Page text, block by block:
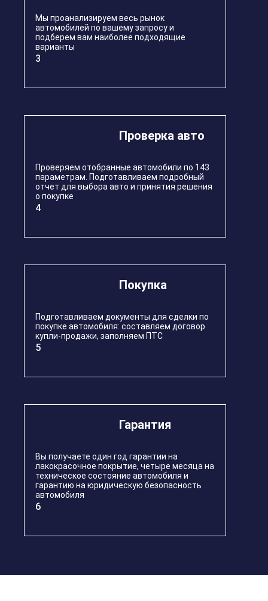
Мы проанализируем весь рынок
автомобилей по вашему запросу и
подберем вам наиболее подходящие
варианты
3
Проверка авто
Проверяем отобранные автомобили по 143
параметрам. Подготавливаем подробный
отчет для выбора авто и принятия решения
о покупке
4
Покупка
Подготавливаем документы для сделки по
покупке автомобиля: составляем договор
купли-продажи, заполняем ПТС
5
Гарантия
Вы получаете один год гарантии на
лакокрасочное покрытие, четыре месяца на
техническое состояние автомобиля и
гарантию на юридическую безопасность
автомобиля
6